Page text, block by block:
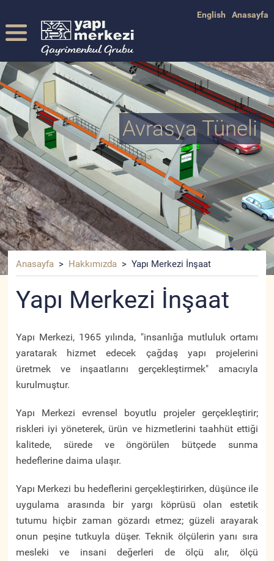
English Anasayfa
Avrasya Tüneli
Anasayfa > Hakkımızda > Yapı Merkezi İnşaat
Yapı Merkezi İnşaat
Yapı Merkezi, 1965 yılında, "insanlığa mutluluk ortamı
yaratarak hizmet edecek çağdaş yapı projelerini
üretmek ve inşaatlarını gerçekleştirmek" amacıyla
kurulmuştur.
Yapı Merkezi evrensel boyutlu projeler gerçekleştirir;
riskleri iyi yöneterek, ürün ve hizmetlerini taahhüt ettiği
kalitede, sürede ve öngörülen bütçede sunma
hedeflerine daima ulaşır.
Yapı Merkezi bu hedeflerini gerçekleştirirken, düşünce ile
uygulama arasında bir yargı köprüsü olan estetik
tutumu hiçbir zaman gözardı etmez; güzeli arayarak
onun peşine tutkuyla düşer. Teknik ölçülerin yanı sıra
mesleki ve insani değerleri de ölçü alır, ölçü